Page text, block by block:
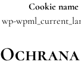
Cookie name
wp-
Ochrana